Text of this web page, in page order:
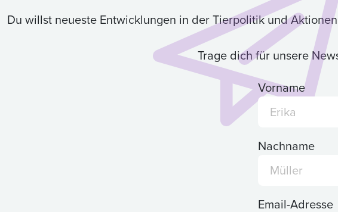
Du willst neueste Entwicklungen in der Tierpolitik und
Trage dich für unsere
Vorname
Nachname
Email-Adresse